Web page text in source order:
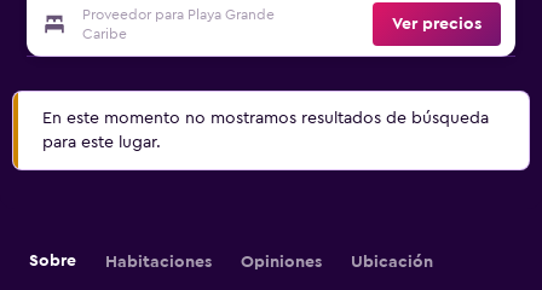
Proveedor para Playa Grande
Caribe
Ver precios
En este momento no mostramos resultados de búsqueda
para este lugar.
Sobre Habitaciones Opiniones Ubicación